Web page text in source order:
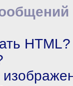
HTML?